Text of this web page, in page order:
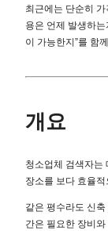
최근에는 단순히 가
용은 언제 발생하는
이 가능한지”를 함
개요
청소업체 검색자는
장소를 보다 효율
같은 평수라도 신
간은 필요한 장비